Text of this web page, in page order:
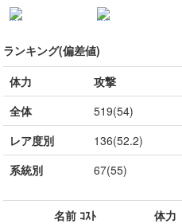
ランキング(偏差値)
体力
攻撃
全体
519(54)
レア度別
136(52.2)
系統別
67(55)
名前 ｺｽﾄ 体力